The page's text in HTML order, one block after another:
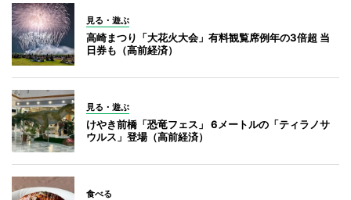
見る・遊ぶ
高崎まつり「大花火大会」有料観覧席例年の3倍超 当
日券も（高前経済）
見る・遊ぶ
けやき前橋「恐竜フェス」 6メートルの「ティラノサ
ウルス」登場（高前経済）
食べる